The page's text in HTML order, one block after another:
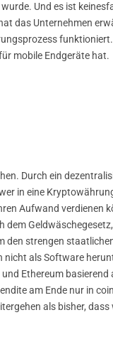
Und es ist
das Unternehmen
mobile Endgeräte hat.
Durch ein
in eine
Aufwand verdienen
strengen
nicht als Software
Ethereum
am Ende nur in
als bisher,